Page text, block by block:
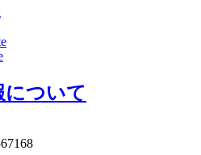
について